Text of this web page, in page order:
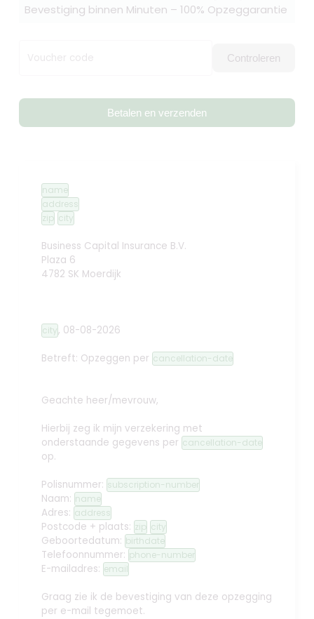
Bevestiging binnen Minuten – 100% Opzeggarantie
Voucher code Controleren
Betalen en verzenden
name
address
zip city
Business Capital Insurance B.V.
Plaza 6
4782 SK Moerdijk
city, 08-08-2026
Betreft: Opzeggen per cancellation-date
Geachte heer/mevrouw,
Hierbij zeg ik mijn verzekering met
onderstaande gegevens per cancellation-date
op.
Polisnummer: subscription-number
Naam: name
Adres: address
Postcode + plaats: zip city
Geboortedatum: birthdate
Telefoonnummer: phone-number
E-mailadres: email
Graag zie ik de bevestiging van deze opzegging
per e-mail tegemoet.